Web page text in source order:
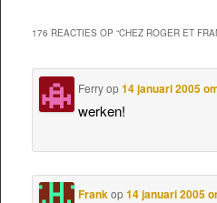
176 REACTIES OP “CHEZ ROGER ET
Ferryop14 januari 2005
werken!
Frankop14 januari 2005